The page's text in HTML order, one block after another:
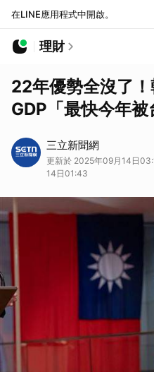
在LINE應用程式中開啟。
理財
22年優勢全沒了
GDP「最快今年被
三立新聞網
更新於 2025年09月14日
14日01:43